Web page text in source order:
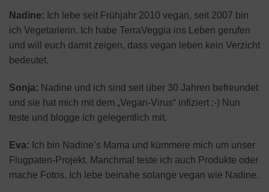
Nadine: Ich lebe seit Frühjahr 2010 vegan, seit 2007 bin
ich Vegetarierin. Ich habe TerraVeggia ins Leben gerufen
und will euch damit zeigen, dass vegan leben kein Verzicht
bedeutet.
Sonja: Nadine und ich sind seit über 30 Jahren befreundet
und sie hat mich mit dem „Vegan-Virus“ infiziert ;-) Nun
teste und blogge ich gelegentlich mit.
Eva: Ich bin Nadine’s Mama und kümmere mich um unser
Flugpaten-Projekt. Manchmal teste ich auch Produkte oder
mache Fotos. Ich lebe beinahe solange vegan wie Nadine.